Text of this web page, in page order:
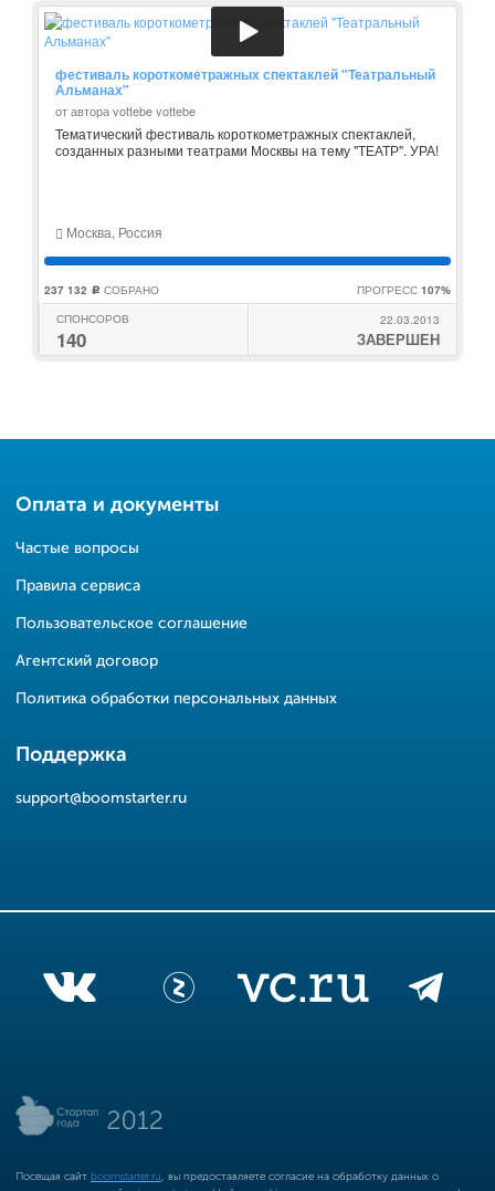
фестиваль короткометражных спектаклей "Театральный
Альманах"
от автора vottebe vottebe
Тематический фестиваль короткометражных спектаклей,
созданных разными театрами Москвы на тему "ТЕАТР". УРА!
Москва, Россия
237 132 c СОБРАНО ПРОГРЕСС 107%
СПОНСОРОВ
140
22.03.2013
ЗАВЕРШЕН
Оплата и документы
Частые вопросы
Правила сервиса
Пользовательское соглашение
Агентский договор
Политика обработки персональных данных
Поддержка
support@boomstarter.ru
Посещая сайт boomstarter.ru , вы предоставляете согласие на обработку данных о